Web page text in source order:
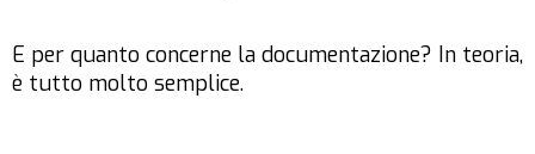
E per quanto concerne la documentazione? In teoria,
è tutto molto semplice.